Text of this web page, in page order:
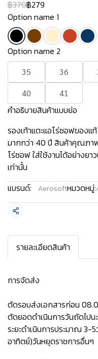
฿370฿279
Option name 1
Option name 2
35 36
40
41
คำอธิบายสินค้าแบบย่อ
รองเท้าแตะแอโร่ซอฟของ
มากกว่า 40 ปี สินค้าคุณภา
โร่ซอฟ ใส่ใช้งานได้อย่างย
เท่านั้น
แบรนด์:
Aerosoftหมวดหมู่:
แชร์
รายละเอียดสินค้า
การจัดส่ง
ตัดรอบส่งเอกสารก่อน
ตัดยอดดำเนินการวันถัดไปน
ระยะดำเนินการประมาณ 3-
อาทิตย์)วันหยุดราชการอื่นๆ